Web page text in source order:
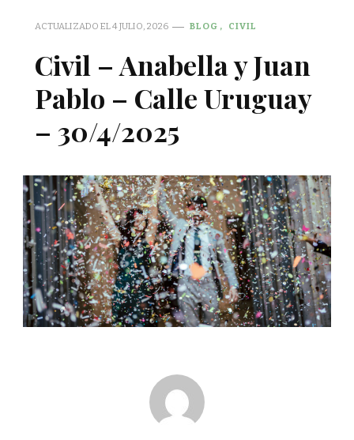
ACTUALIZADO EL4 JULIO, 2026 BLOG CIVIL
Civil – Anabella y Juan
Pablo – Calle Uruguay
– 30/4/2025